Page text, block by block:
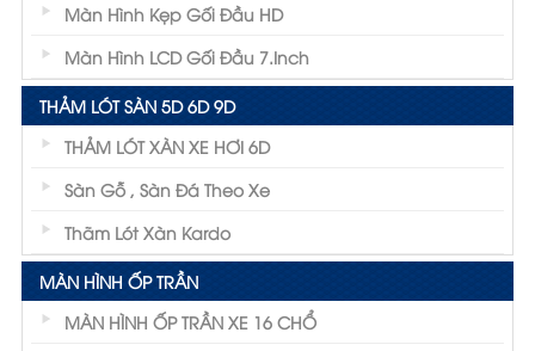
Màn Hình Kẹp Gối Đầu HD
Màn Hình LCD Gối Đầu 7.inch
THẢM LÓT SÀN 5D 6D 9D
THẢM LÓT XÀN XE HƠI 6D
Sàn Gỗ , Sàn Đá Theo Xe
Thãm Lót Xàn Kardo
MÀN HÌNH ỐP TRẦN
MÀN HÌNH ỐP TRẦN XE 16 CHỔ